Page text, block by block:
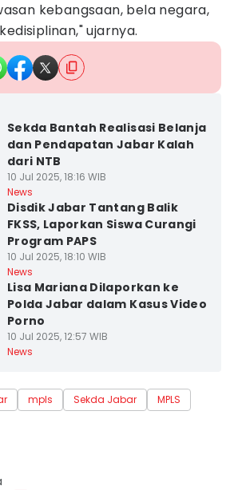
kebangsaan, bela negara,
ujarnya.
Sekda Bantah Realisasi Belanja
dan Pendapatan Jabar Kalah
dari NTB
10 Jul 2025, 18:16 WIB
News
Disdik Jabar Tantang Balik
FKSS, Laporkan Siswa Curangi
Program PAPS
10 Jul 2025, 18:10 WIB
News
Lisa Mariana Dilaporkan ke
Polda Jabar dalam Kasus Video
Porno
10 Jul 2025, 12:57 WIB
News
mpls Sekda Jabar
MPLS